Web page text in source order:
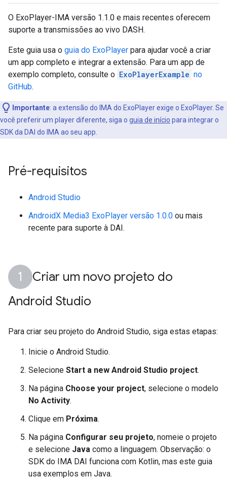
O ExoPlayer-IMA versão 1.1.0 e mais recentes oferecem
suporte a transmissões ao vivo DASH.
Este guia usa o guia do ExoPlayer para ajudar você a criar
um app completo e integrar a extensão. Para um app de
exemplo completo, consulte o ExoPlayerExample no
GitHub.
Importante: a extensão do IMA do ExoPlayer exige o ExoPlayer. Se
você preferir um player diferente, siga o guia de início para integrar o
SDK da DAI do IMA ao seu app.
Pré-requisitos
Android Studio
AndroidX Media3 ExoPlayer versão 1.0.0 ou mais
recente para suporte à DAI.
Criar um novo projeto do
Android Studio
Para criar seu projeto do Android Studio, siga estas etapas:
Inicie o Android Studio.
Selecione Start a new Android Studio project.
Na página Choose your project, selecione o modelo
No Activity.
Clique em Próxima.
Na página Configurar seu projeto, nomeie o projeto
e selecione Java como a linguagem. Observação: o
SDK do IMA DAI funciona com Kotlin, mas este guia
usa exemplos em Java.